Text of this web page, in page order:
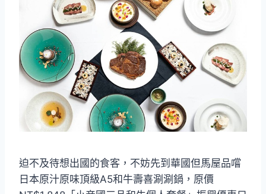
迫不及待想出國的食客，不妨先到華國但馬屋品嚐
日本原汁原味頂級A5和牛壽喜涮涮鍋，原價